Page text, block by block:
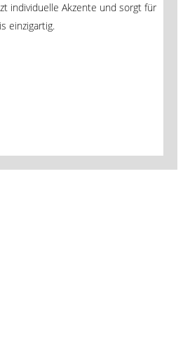
individuelle Akzente und sorgt für
einzigartig.